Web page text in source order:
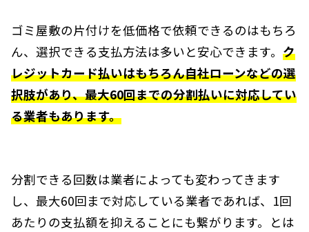
ゴミ屋敷の片付けを低価格で依頼できるのはもちろ
ん、選択できる支払方法は多いと安心できます。 ク
レジットカード払いはもちろん自社ローンなどの選
択肢があり、最大60回までの分割払いに対応してい
る業者もあります。
分割できる回数は業者によっても変わってきます
し、最大60回まで対応している業者であれば、1回
あたりの支払額を抑えることにも繋がります。とは